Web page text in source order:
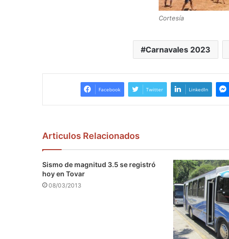
Cortesía
Carnavales 2023
Facebook Twitter LinkedIn
Articulos Relacionados
Sismo de magnitud 3.5 se registró
hoy en Tovar
08/03/2013